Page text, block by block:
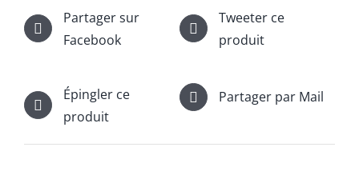
Partager sur
Facebook
Tweeter ce
produit
Épingler ce
produit
Partager par Mail